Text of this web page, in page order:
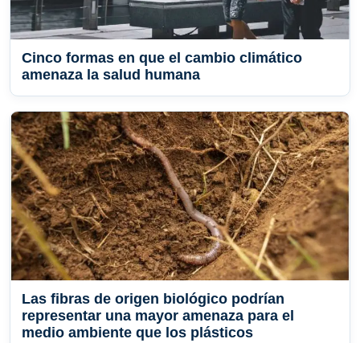
Cinco formas en que el cambio climático
amenaza la salud humana
Las fibras de origen biológico podrían
representar una mayor amenaza para el
medio ambiente que los plásticos